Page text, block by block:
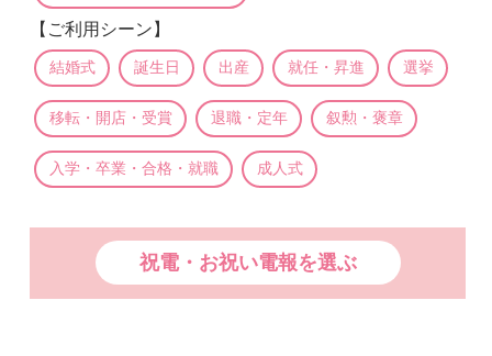
【ご利用シーン】
結婚式 誕生日 出産 就任・昇進 選挙
移転・開店・受賞 退職・定年 叙勲・褒章
入学・卒業・合格・就職 成人式
祝電・お祝い電報を選ぶ